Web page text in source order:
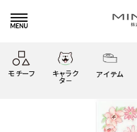
モチーフ キャラク
タ－
しばんばん
アイテム
絞り込み検
HOME すべての商品 フ